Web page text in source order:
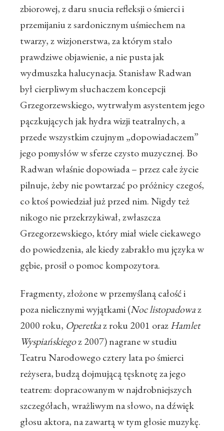
zbiorowej, z daru snucia refleksji o śmierci i
przemijaniu z sardonicznym uśmiechem na
twarzy, z wizjonerstwa, za którym stało
prawdziwe objawienie, a nie pusta jak
wydmuszka halucynacja. Stanisław Radwan
był cierpliwym słuchaczem koncepcji
Grzegorzewskiego, wytrwałym asystentem jego
pączkujących jak hydra wizji teatralnych, a
przede wszystkim czujnym „dopowiadaczem”
jego pomysłów w sferze czysto muzycznej. Bo
Radwan właśnie dopowiada – przez całe życie
pilnuje, żeby nie powtarzać po próżnicy czegoś,
co ktoś powiedział już przed nim. Nigdy też
nikogo nie przekrzykiwał, zwłaszcza
Grzegorzewskiego, który miał wiele ciekawego
do powiedzenia, ale kiedy zabrakło mu języka w
gębie, prosił o pomoc kompozytora.
Fragmenty, złożone w przemyślaną całość i
poza nielicznymi wyjątkami (Noc listopadowaz
2000 roku, Operetkaz roku 2001 orazHamlet
Wyspiańskiegoz 2007) nagrane w studiu
Teatru Narodowego cztery lata po śmierci
reżysera, budzą dojmującą tęsknotę za jego
teatrem: dopracowanym w najdrobniejszych
szczegółach, wrażliwym na słowo, na dźwięk
głosu aktora, na zawartą w tym głosie muzykę.